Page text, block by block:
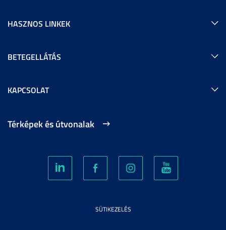
HASZNOS LINKEK
BETEGELLÁTÁS
KAPCSOLAT
Térképek és útvonalak
SÜTIKEZELÉS